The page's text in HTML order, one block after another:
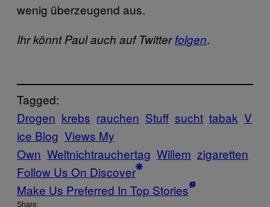
wenig überzeugend aus.
Ihr könnt Paul auch auf Twitterfolgen.
Tagged:
Drogen krebs rauchen Stuff sucht tabak V
ice Blog Views My
Own Weltnichtrauchertag Willem zigaretten
Follow Us On Discover
Make Us Preferred In Top Stories
Share: